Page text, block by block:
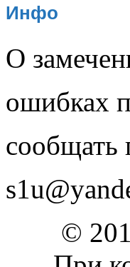
Инфо
О
ошибках
сообщать
©